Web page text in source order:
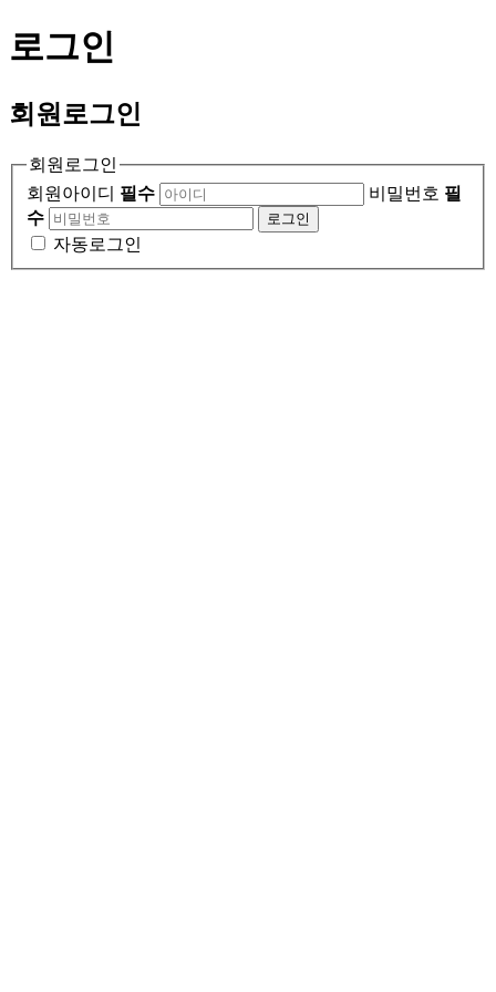
로그인
회원 로그인
회원로그인
회원아이디 필수 비밀번호 필
수
로그인
자동로그인